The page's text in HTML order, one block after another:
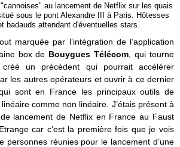
au lancement de Netflix sur les quais
sous le pont Alexandre III à Paris. Hôtesses
badauds attendant d'éventuelles stars.
marquée par l’intégration de l’application
box de Bouygues Télécom , qui tourne
un précédent qui pourrait accélérer
les autres opérateurs et ouvrir à ce dernier
sont en France les principaux outils de
comme non linéaire. J’étais présent à
de lancement de Netflix en France au Faust
car c’est la première fois que je vois
personnes réunies pour le lancement d’une